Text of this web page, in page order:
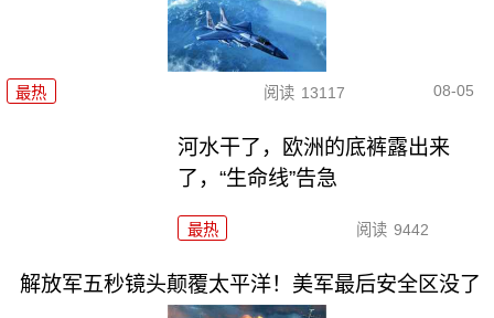
最热 阅读 13117 08-05
河水干了，欧洲的底裤露出来
了，“生命线”告急
最热 阅读 9442
解放军五秒镜头颠覆太平洋！美军最后安全区没了